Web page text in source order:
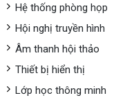
Hệ thống phòng họp
Hội nghị truyền hình
Âm thanh hội thảo
Thiết bị hiển thị
Lớp học thông minh